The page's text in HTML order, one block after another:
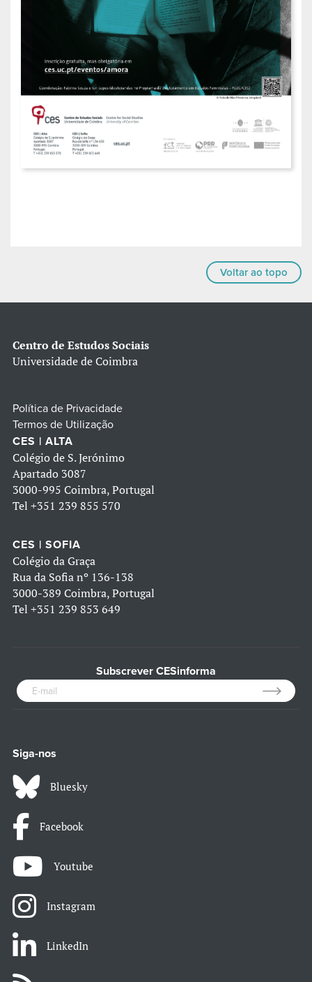
Voltar ao topo
Centro de Estudos Sociais
Universidade de Coimbra
Política de Privacidade
Termos de Utilização
CES | ALTA
Colégio de S. Jerónimo
Apartado 3087
3000-995 Coimbra, Portugal
Tel +351 239 855 570
CES | SOFIA
Colégio da Graça
Rua da Sofia nº 136-138
3000-389 Coimbra, Portugal
Tel +351 239 853 649
Subscrever CESinforma
Siga-nos
Bluesky
Facebook
Youtube
Instagram
LinkedIn